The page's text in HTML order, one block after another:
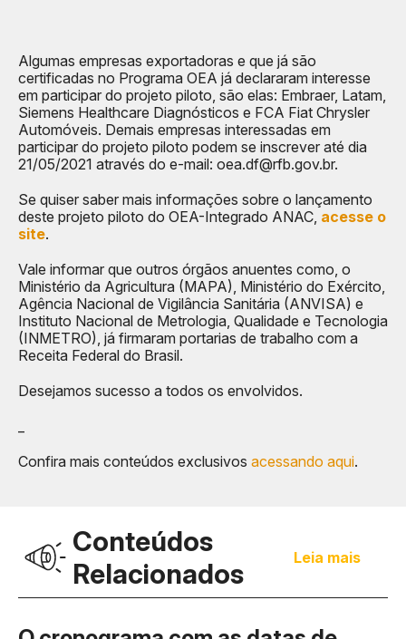
Algumas empresas exportadoras e que já são
certificadas no Programa OEA já declararam interesse
em participar do projeto piloto, são elas: Embraer, Latam,
Siemens Healthcare Diagnósticos e FCA Fiat Chrysler
Automóveis. Demais empresas interessadas em
participar do projeto piloto podem se inscrever até dia
21/05/2021 através do e-mail: oea.df@rfb.gov.br.
Se quiser saber mais informações sobre o lançamento
deste projeto piloto do OEA-Integrado ANAC, acesse o
site.
Vale informar que outros órgãos anuentes como, o
Ministério da Agricultura (MAPA), Ministério do Exército,
Agência Nacional de Vigilância Sanitária (ANVISA) e
Instituto Nacional de Metrologia, Qualidade e Tecnologia
(INMETRO), já firmaram portarias de trabalho com a
Receita Federal do Brasil.
Desejamos sucesso a todos os envolvidos.
Confira mais conteúdos exclusivos acessando aqui.
Conteúdos
Relacionados
Leia mais